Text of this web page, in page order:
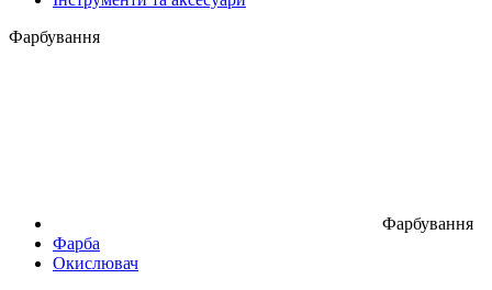
Фарбування
Фарбування
Фарба
Окислювач